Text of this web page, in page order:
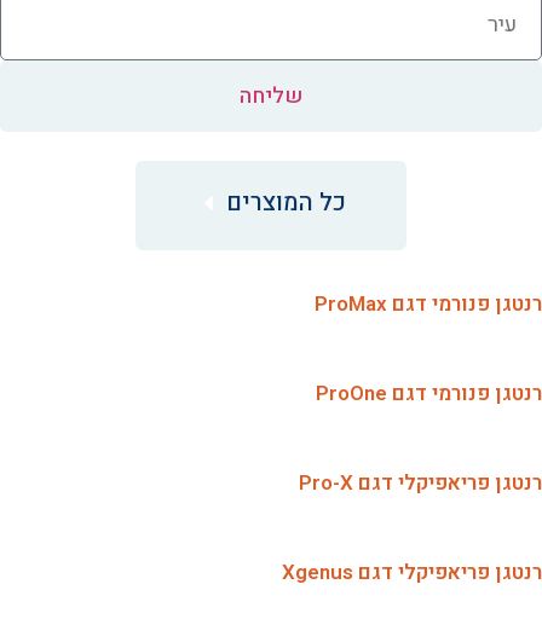
שליחה
כל המוצרים
רנטגן פנורמי דגם ProMax
רנטגן פנורמי דגם ProOne
רנטגן פריאפיקלי דגם Pro-X
רנטגן פריאפיקלי דגם Xgenus